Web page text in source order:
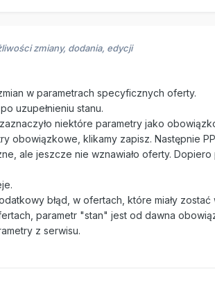
zmiany, dodania, edycji
w parametrach specyficznych oferty.
uzupełnieniu stanu.
niektóre parametry jako
obowiązkowe, klikamy zapisz. Następnie
ale jeszcze nie wznawiało oferty.
błąd, w ofertach, które miały
parametr "stan" jest od dawna
z serwisu.